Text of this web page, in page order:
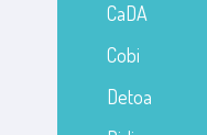
CaDA
Cobi
Detoa